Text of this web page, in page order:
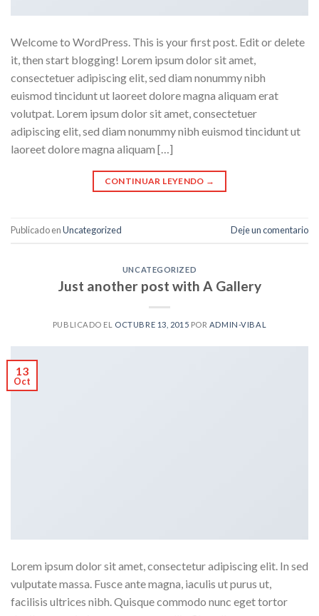
Welcome to WordPress. This is your first post. Edit or delete
it, then start blogging! Lorem ipsum dolor sit amet,
consectetuer adipiscing elit, sed diam nonummy nibh
euismod tincidunt ut laoreet dolore magna aliquam erat
volutpat. Lorem ipsum dolor sit amet, consectetuer
adipiscing elit, sed diam nonummy nibh euismod tincidunt ut
laoreet dolore magna aliquam […]
CONTINUAR LEYENDO →
Publicado enUncategorized Deje un comentario
UNCATEGORIZED
Just another post with A Gallery
PUBLICADO EL OCTUBRE 13, 2015 POR ADMIN-VIBAL
13
Oct
Lorem ipsum dolor sit amet, consectetur adipiscing elit. In sed
vulputate massa. Fusce ante magna, iaculis ut purus ut,
facilisis ultrices nibh. Quisque commodo nunc eget tortor